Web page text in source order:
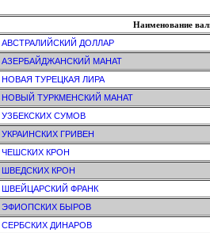
Наименование
АВСТРАЛИЙСКИЙ ДОЛЛАР
АЗЕРБАЙДЖАНСКИЙ МАНАТ
НОВАЯ ТУРЕЦКАЯ ЛИРА
НОВЫЙ ТУРКМЕНСКИЙ МАНАТ
УЗБЕКСКИХ СУМОВ
УКРАИНСКИХ ГРИВЕН
ЧЕШСКИХ КРОН
ШВЕДСКИХ КРОН
ШВЕЙЦАРСКИЙ ФРАНК
ЭФИОПСКИХ БЫРОВ
СЕРБСКИХ ДИНАРОВ